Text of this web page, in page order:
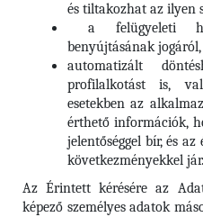
és tiltakozhat az ilyen
a felügyeleti
benyújtásának jogáról,
automatizált
profilalkotást is,
esetekben az
érthető információk,
jelentőséggel bír, és
következményekkel jár.
Az Érintett kérésére az
képező személyes adatok